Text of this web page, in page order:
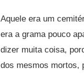
Aquele era um
era a grama pouco
dizer muita coisa,
dos mesmos mortos,